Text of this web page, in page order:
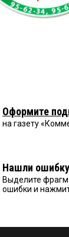
Оформите
на газету
Нашли
Выделите
ошибки и